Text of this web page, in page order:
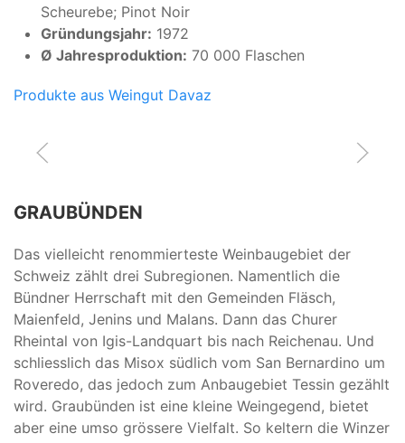
Scheurebe; Pinot Noir
Gründungsjahr: 1972
Ø Jahresproduktion: 70 000 Flaschen
Produkte aus Weingut Davaz
GRAUBÜNDEN
Das vielleicht renommierteste Weinbaugebiet der
Schweiz zählt drei Subregionen. Namentlich die
Bündner Herrschaft mit den Gemeinden Fläsch,
Maienfeld, Jenins und Malans. Dann das Churer
Rheintal von Igis-Landquart bis nach Reichenau. Und
schliesslich das Misox südlich vom San Bernardino um
Roveredo, das jedoch zum Anbaugebiet Tessin gezählt
wird. Graubünden ist eine kleine Weingegend, bietet
aber eine umso grössere Vielfalt. So keltern die Winzer